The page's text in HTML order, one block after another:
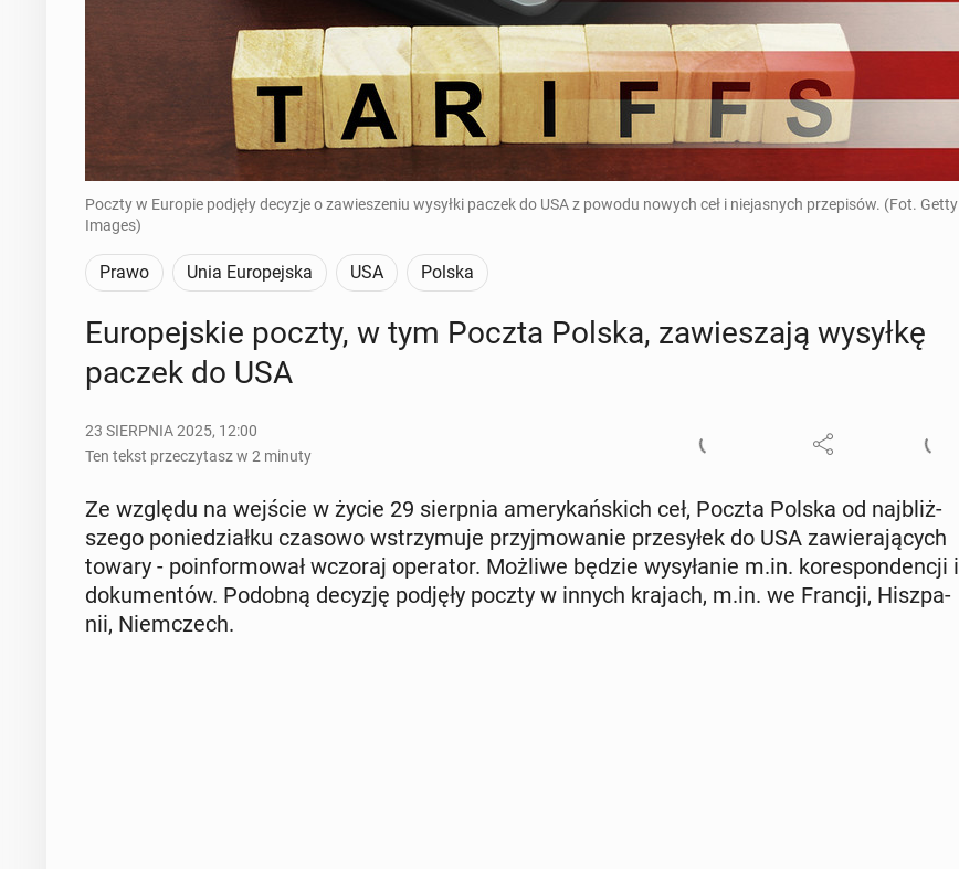
Poczty w Europie podjęły decyzje o zawieszeniu wysyłki paczek do USA z powodu nowych ceł i niejasnych przepisów. (Fot. Getty
Images)
Prawo Unia Europejska USA Polska
Eu­ro­pej­skie poczty, w tym Poczta Polska, za­wie­sza­ją wysyłkę
paczek do USA
23 SIERPNIA 2025, 12:00
Ten tekst przeczytasz w 2 minuty
Ze względu na wejście w życie 29 sierp­nia ame­ry­kań­skich ceł, Poczta Polska od naj­bliż­
sze­go po­nie­dział­ku czasowo wstrzy­mu­je przyj­mo­wa­nie prze­sy­łek do USA za­wie­ra­ją­cych
towary - po­in­for­mo­wał wczoraj ope­ra­tor. Możliwe będzie wy­sy­ła­nie m.in. ko­re­spon­den­cji i
do­ku­men­tów. Podobną decyzję podjęły poczty w innych krajach, m.in. we Francji, Hisz­pa­
nii, Niem­czech.